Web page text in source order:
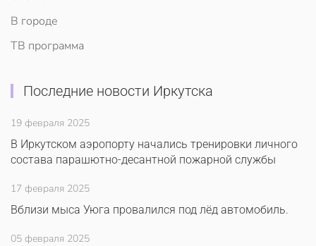
В городе
ТВ программа
Последние новости Иркутска
19 февраля 2025
В Иркутском аэропорту начались тренировки личного
состава парашютно-десантной пожарной службы
17 февраля 2025
Вблизи мыса Уюга провалился под лёд автомобиль.
05 февраля 2025